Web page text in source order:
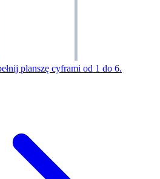
planszę cyframi od 1 do 6.